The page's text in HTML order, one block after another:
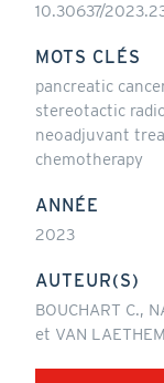
10.30637/
MOTS CLÉS
pancreatic
stereotactic
neoadjuvant
chemotherapy
ANNÉE
2023
AUTEUR(S)
BOUCHART C.,
et VAN